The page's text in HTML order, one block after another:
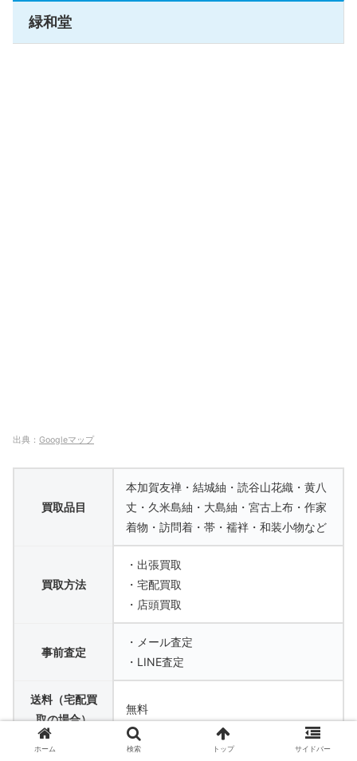
緑和堂
出典： Googleマップ
買取品目
本加賀友禅・結城紬・読谷山花織・黄八
丈・久米島紬・大島紬・宮古上布・作家
着物・訪問着・帯・襦袢・和装小物など
買取方法
・出張買取
・宅配買取
・店頭買取
事前査定
・メール査定
・LINE査定
送料（宅配買
取の場合）
無料
段ボール代
ホーム 検索 トップ サイドバー